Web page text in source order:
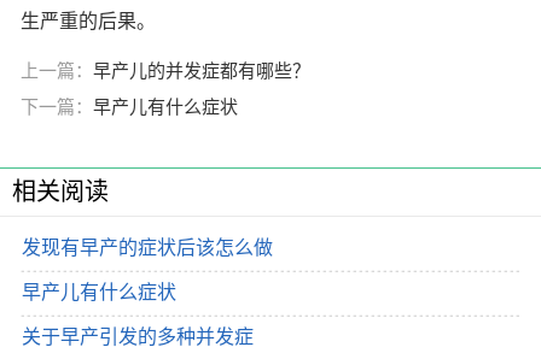
生严重的后果。
上一篇： 早产儿的并发症都有哪些？
下一篇： 早产儿有什么症状
相关阅读
发现有早产的症状后该怎么做
早产儿有什么症状
关于早产引发的多种并发症